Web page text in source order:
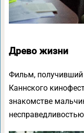
Древо жизни
Фильм,
Каннского
знакомстве